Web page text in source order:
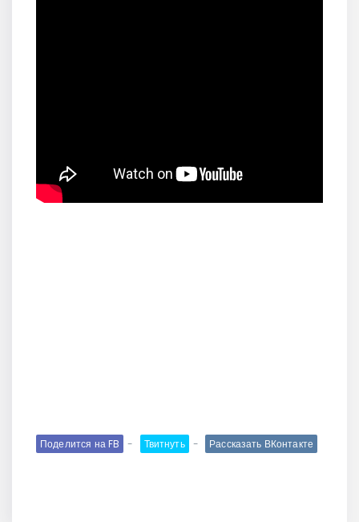
Поделится на FB Твитнуть Рассказать ВКонтакте